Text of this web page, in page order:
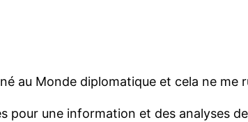
au Monde diplomatique et cela ne me
pour une information et des analyses